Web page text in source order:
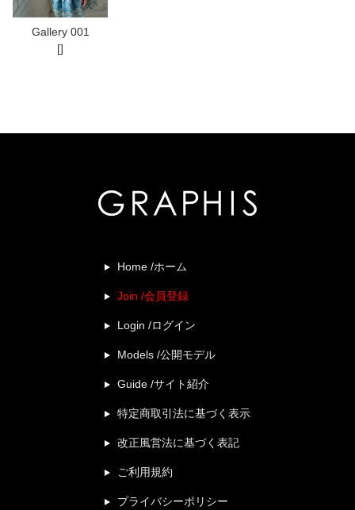
Gallery 001
[]
Home /ホーム
Join /会員登録
Login /ログイン
Models /公開モデル
Guide /サイト紹介
特定商取引法に基づく表示
改正風営法に基づく表記
ご利用規約
プライバシーポリシー